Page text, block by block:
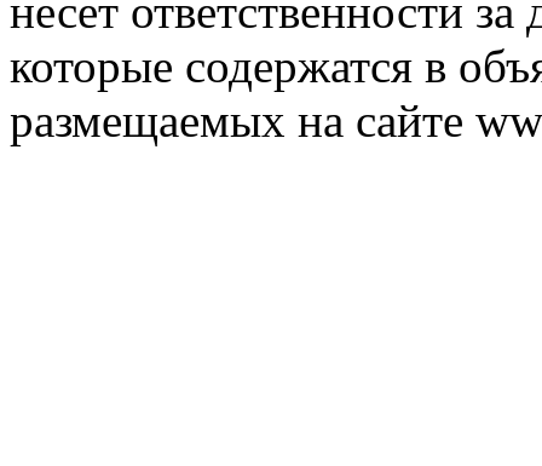
несет ответственности
которые содержатся в
размещаемых на сайте